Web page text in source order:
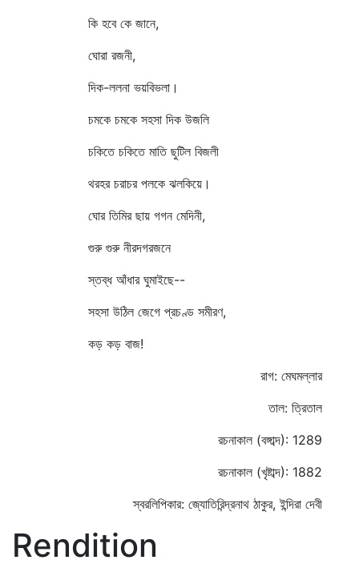
কি হবে কে জানে,
ঘোরা রজনী,
দিক-ললনা ভয়বিভলা।
চমকে চমকে সহসা দিক উজলি
চকিতে চকিতে মাতি ছুটিল বিজলী
থরহর চরাচর পলকে ঝলকিয়ে।
ঘোর তিমির ছায় গগন মেদিনী,
গুরু গুরু নীরদগরজনে
স্তব্ধ আঁধার ঘুমাইছে--
সহসা উঠিল জেগে প্রচণ্ড সমীরণ,
কড় কড় বাজ!
রাগ: মেঘমল্লার
তাল: ত্রিতাল
রচনাকাল (বঙ্গাব্দ): 1289
রচনাকাল (খৃষ্টাব্দ): 1882
স্বরলিপিকার: জ্যোতিরিন্দ্রনাথ ঠাকুর, ইন্দিরা দেবী
Rendition